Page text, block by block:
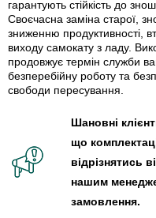
гарантують стійкість до
Своєчасна заміна старої,
зниженню продуктивності,
виходу самокату з ладу.
продовжує термін служби
безперебійну роботу та
свободи пересування.
Шановні
що
відрізнятись
нашим
замовлення.